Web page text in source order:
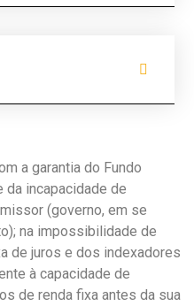
a garantia do Fundo
da incapacidade de
(governo, em se
na impossibilidade de
de juros e dos indexadores
à capacidade de
de renda fixa antes da sua